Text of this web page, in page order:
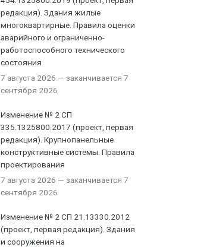
редакция). Здания жилые
многоквартирные. Правила оценки
аварийного и ограниченно-
работоспособного технического
состояния
7 августа 2026 — заканчивается 7
сентября 2026
Изменение № 2 СП
335.1325800.2017 (проект, первая
редакция). Крупнопанельные
конструктивные системы. Правила
проектирования
7 августа 2026 — заканчивается 7
сентября 2026
Изменение № 2 СП 21.13330.2012
(проект, первая редакция). Здания
и сооружения на